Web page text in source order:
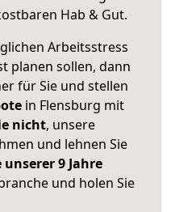
Hab & Gut.
Arbeitsstress
planen sollen, dann
für Sie und stellen
in Flensburg mit
nicht, unsere
und lehnen Sie
9 Jahre
und holen Sie